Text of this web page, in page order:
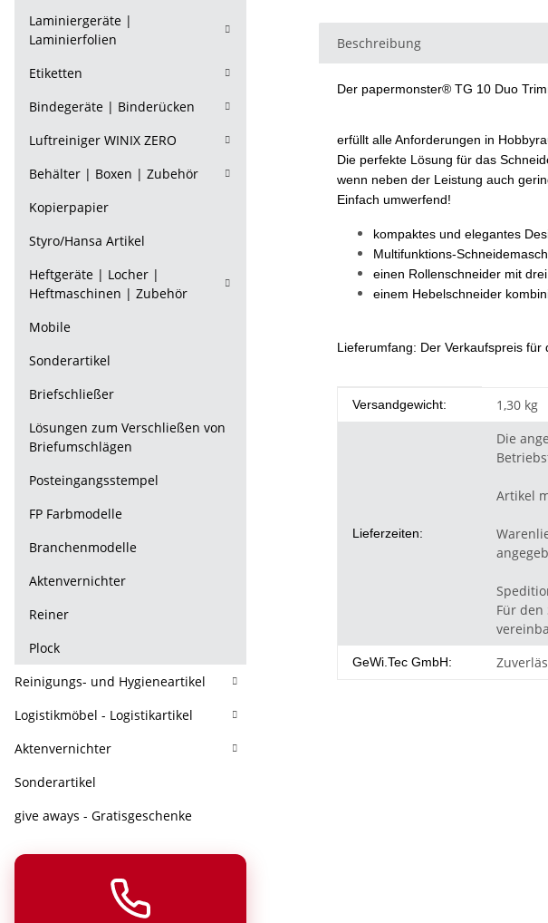
Beschreibung
Der papermonster® TG 10 Duo
erfüllt alle Anforderungen in
Die perfekte Lösung für das
wenn neben der Leistung auch
Einfach umwerfend!
kompaktes und elegantes
Multifunktions-
einen Rollenschneider mit
einem Hebelschneider
Lieferumfang: Der Verkaufspreis
Produkteigenschaft
Wert
Versandgewicht: 1,30 kg
Lieferzeiten:
Die
Artikel
Für
GeWi.Tec GmbH:
Laminiergeräte |
Laminierfolien
Etiketten
Bindegeräte | Binderücken
Luftreiniger WINIX ZERO
Behälter | Boxen | Zubehör
Kopierpapier
Styro/Hansa Artikel
Heftgeräte | Locher |
Heftmaschinen | Zubehör
Mobile
Sonderartikel
Briefschließer
Lösungen zum Verschließen von
Briefumschlägen
Posteingangsstempel
FP Farbmodelle
Branchenmodelle
Aktenvernichter
Reiner
Plock
Reinigungs- und Hygieneartikel
Logistikmöbel - Logistikartikel
Aktenvernichter
Sonderartikel
give aways - Gratisgeschenke